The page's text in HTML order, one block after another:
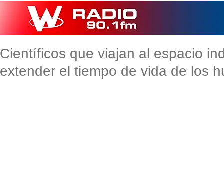
Científicos que viajan al espacio
extender el tiempo de vida de los